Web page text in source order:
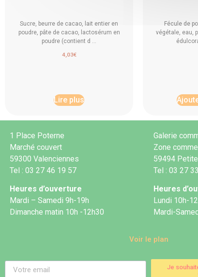
Sucre, beurre de cacao, lait entier en
poudre, pâte de cacao, lactosérum en
poudre (contient d ...
4,03€
Lire plus
Fécule de
végétale, eau,
1 Place Poterne
Marché couvert
59300 Valenciennes
Tel : 03 27 46 19 57
Heures d’ouverture
Mardi – Samedi 9h-19h
Dimanche matin 10h -12h30
Galerie
Zone
59494
Tel : 03 27
Heures
Lundi 10h-
Mardi-
Voir le plan
Je